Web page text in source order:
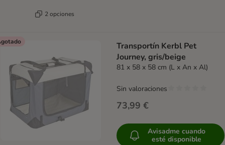
2 opciones
Transportín Kerbl Pet
Journey, gris/beige
81 x 58 x 58 cm (L x An x Al)
73,99 €
Sin valoraciones
Avisadme cuando
esté disponible